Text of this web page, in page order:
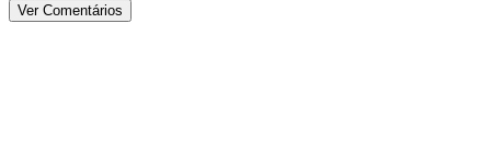
Ver Comentários